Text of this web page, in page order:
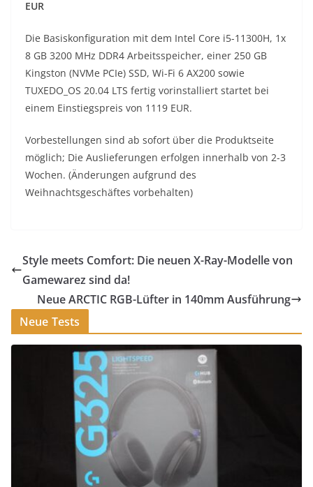
EUR
Die Basiskonfiguration mit dem Intel Core i5-11300H, 1x
8 GB 3200 MHz DDR4 Arbeitsspeicher, einer 250 GB
Kingston (NVMe PCIe) SSD, Wi-Fi 6 AX200 sowie
TUXEDO_OS 20.04 LTS fertig vorinstalliert startet bei
einem Einstiegspreis von 1119 EUR.
Vorbestellungen sind ab sofort über die Produktseite
möglich; Die Auslieferungen erfolgen innerhalb von 2-3
Wochen. (Änderungen aufgrund des
Weihnachtsgeschäftes vorbehalten)
Style meets Comfort: Die neuen X-Ray-Modelle von
Gamewarez sind da!
Neue ARCTIC RGB-Lüfter in 140mm Ausführung
Neue Tests